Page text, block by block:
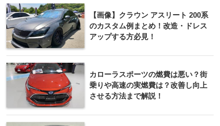
【画像】クラウン アスリート 200系
のカスタム例まとめ！改造・ドレス
アップする方必見！
カローラスポーツの燃費は悪い？街
乗りや高速の実燃費は？改善し向上
させる方法まで解説！